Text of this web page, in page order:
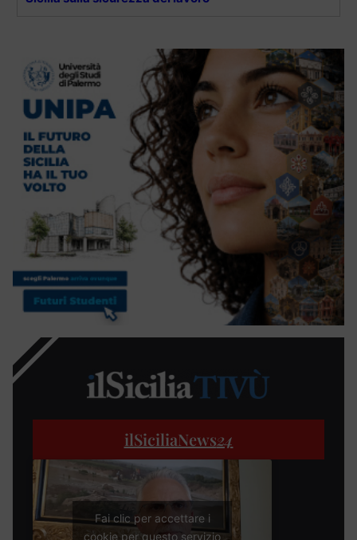
ilSiciliaNews24
Fai clic per accettare i
cookie per questo servizio